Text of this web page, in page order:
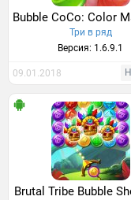
Три в ряд
Версия: 1.6.9.1
09.01.2018
Brutal Tribe Bubble